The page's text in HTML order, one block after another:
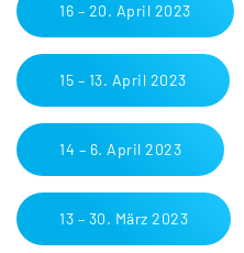
16 – 20. April 2023
15 – 13. April 2023
14 – 6. April 2023
13 – 30. März 2023